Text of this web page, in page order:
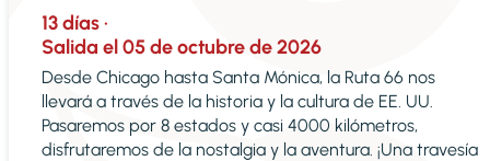
13días ·
Salida el05 de octubre de 2026
Desde Chicago hasta Santa Mónica, la Ruta 66 nos
llevará a través de la historia y la cultura de EE. UU.
Pasaremos por 8 estados y casi 4000 kilómetros,
disfrutaremos de la nostalgia y la aventura. ¡Una travesía